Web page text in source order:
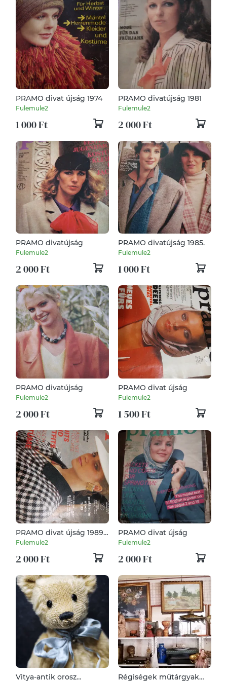
PRAMO divat újság 1974
Fulemule2
1 000 Ft
PRAMO divatújság 1981
Fulemule2
2 000 Ft
PRAMO divatújság
Fulemule2
2 000 Ft
PRAMO divatújság 1985.
Fulemule2
1 000 Ft
PRAMO divatújság
Fulemule2
2 000 Ft
PRAMO divat újság
Fulemule2
1 500 Ft
PRAMO divat újság 1989-
es évi
Fulemule2
2 000 Ft
PRAMO divat újság
Fulemule2
2 000 Ft
Vitya-antik orosz
Régiségek műtárgyak